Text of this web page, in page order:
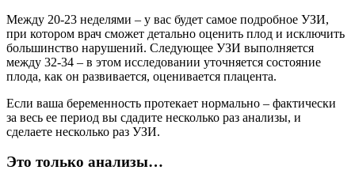
Между 20-23 неделями – у вас будет самое подробное УЗИ,
при котором врач сможет детально оценить плод и исключить
большинство нарушений. Следующее УЗИ выполняется
между 32-34 – в этом исследовании уточняется состояние
плода, как он развивается, оценивается плацента.
Если ваша беременность протекает нормально – фактически
за весь ее период вы сдадите несколько раз анализы, и
сделаете несколько раз УЗИ.
Это только анализы…